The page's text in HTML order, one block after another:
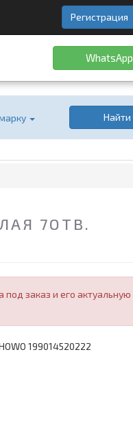
Регистрация
WhatsApp
Найти
7ОТВ.
заказ и его актуальную